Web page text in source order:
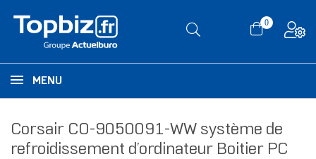
0
MENU
Corsair CO-9050091-WW système de
refroidissement d’ordinateur Boitier PC